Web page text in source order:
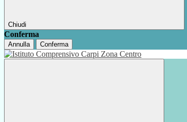
Chiudi
Conferma
Annulla Conferma